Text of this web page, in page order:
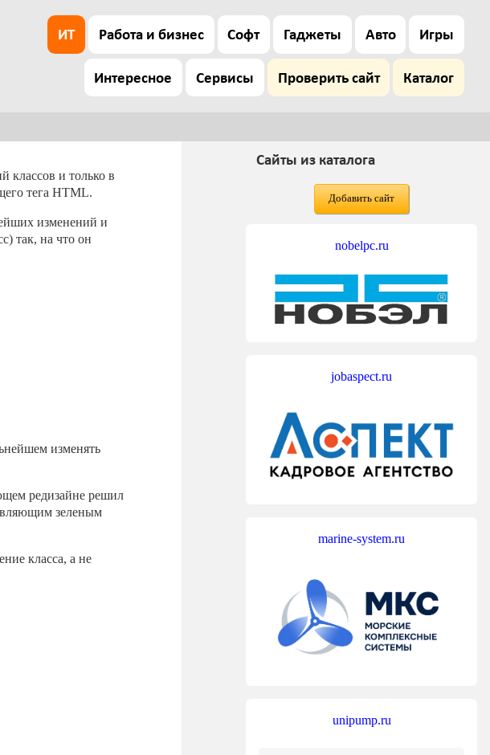
ИТ Работа и бизнес Софт Гаджеты Авто Игры
Интересное Сервисы Проверить сайт Каталог
классов и только в
тега HTML.
изменений и
так, на что он
изменять
редизайне решил
зеленым
класса, а не
Сайты из каталога
Добавить сайт
nobelpc.ru
jobaspect.ru
marine-system.ru
unipump.ru